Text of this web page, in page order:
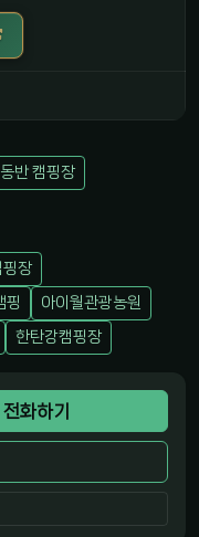
반 캠핑장
핑장
핑
아이월관광농원
한탄강캠핑장
화하기